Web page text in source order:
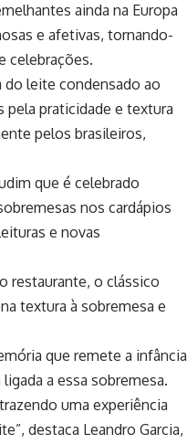
ainda na Europa
e afetivas, tornando-
celebrações.
do leite condensado ao
pela praticidade e textura
pelos brasileiros,
que é celebrado
nos cardápios
e novas
restaurante, o clássico
textura à sobremesa e
que remete a infância
a essa sobremesa.
uma experiência
destaca Leandro Garcia,